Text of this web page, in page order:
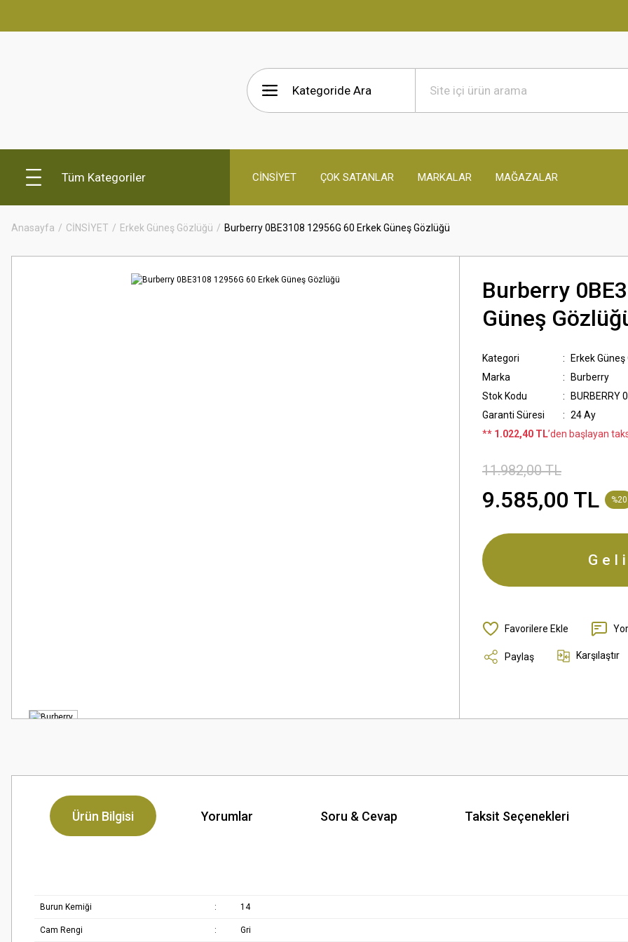
Tüm Kategoriler CİNSİYET ÇOK SATANLAR MARKALAR MAĞAZALAR
Anasayfa CİNSİYET Erkek Güneş Gözlüğü Burberry 0BE3108 12956G 60 Erkek Güneş Gözlüğü
Burberry
Güneş
Kategori
Erkek
Marka
Burberry
Stok Kodu
BURBERRY
Garanti Süresi
24 Ay
** 1.022,40 TL’den başlayan
11.982,00 TL
9.585,00 TL %20
Paylaş Karşılaştır
Ürün Bilgisi Yorumlar Soru & Cevap Taksit Seçenekleri
Burun Kemiği : 14
Cam Rengi : Gri